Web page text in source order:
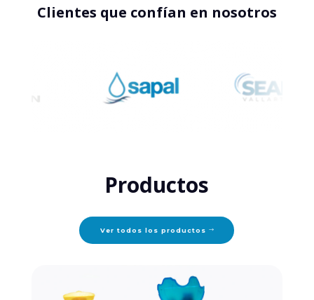
Clientes que confían en nosotros
Productos
Ver todos los productos